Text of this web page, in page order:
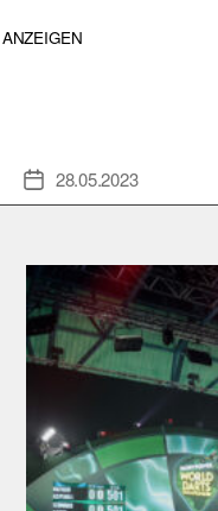
ANZEIGEN
Veröffentlichungsdatum
28.05.2023